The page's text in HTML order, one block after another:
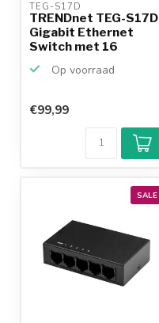
TEG-S17D
TRENDnet TEG-S17D
Gigabit Ethernet
Switch met 16
Op voorraad
€99,99
SALE